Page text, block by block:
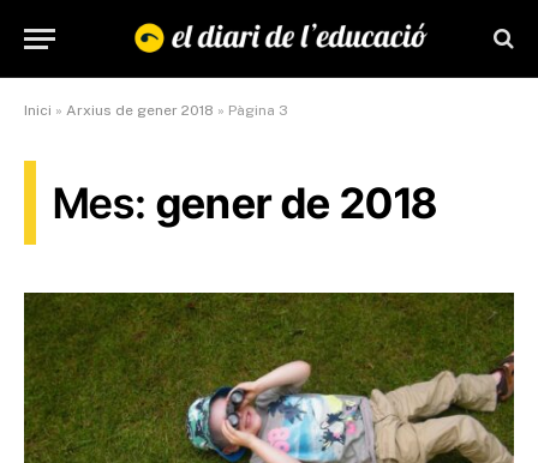
Inici » Arxius de gener 2018 » Pàgina 3
Mes: gener de 2018